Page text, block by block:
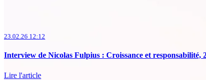
23.02.26 12:12
Interview de Nicolas Fulpius : Croissance et responsabilité,
Lire l'article